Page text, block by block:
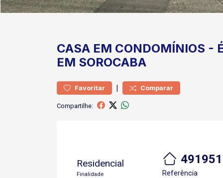
CASA EM CONDOMÍNIOS -
EM SOROCABA
Favoritar | Comparar
Compartilhe:
Residencial
Finalidade
491951
Referência